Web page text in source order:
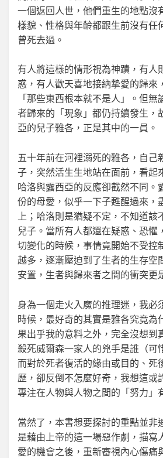
一個返回人世，他們重生的地點沒
樣貌、性格與年齡都跟生前沒有任
曾死去過。
有人將這樣的情形視為神蹟，有人
惑，有人歡天喜地接納摯愛的歸來
「那些東西根本就不是人」。但
者歸來的「現象」都仍持續發生，
亞的兒子雅各，正是其中的一員。
五十年前在河裡溺死的雅各，自己
子，突然活生生地站在面前，看起
哈洛與露西亞的反應卻截然不同。
份的母愛，似乎一下子甦醒過來，
上；哈洛則是猶疑不定，不知道該
兒子。當所有人都還在疑惑、恐懼
切變化的時候，事情竟開始不受控
越多，逐漸壓迫到了生者的生存空
安置，生者與歸來者之間的衝突更
身為一個走火入魔的推理迷，我必
時候，最好奇的其實是雅各究竟為
果出乎我的意料之外，完全沒想到
殺死威爾森一家人的兇手是誰（可
而對於死者復活的緣由或目的、死
歷，卻反倒不怎麼好奇，我想這或
專注在人物與人物之間的「努力」
當然了，本書想要探討的重點並非
是藉由上帝的這一場惡作劇，描寫
愛的機會之後，重新審視內心傷痛